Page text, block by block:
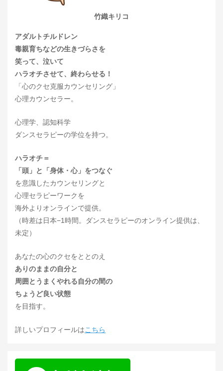
竹織キリコ
アダルトチルドレン
毒親育ちなどの生きづらさを
笑って、泣いて
ハラオチさせて、終わらせる！
「心のクセ克服カウンセリング」
心理カウンセラー。
心理学、認知科学
ダンスセラピーの学位を持つ。
ハラオチ＝
「頭」と「身体・心」をつなぐ
を意識したカウンセリングと
心理セラピーワークを
海外よりオンラインで提供。
（時差は日本−1時間。ダンスセラピーのオンライン提供は、
未定）
あなたの心のクセをととのえ
ありのままの自分と
周囲とうまくやれる自分の間の
ちょうど良い状態
を目指す。
詳しいプロフィールはこちら